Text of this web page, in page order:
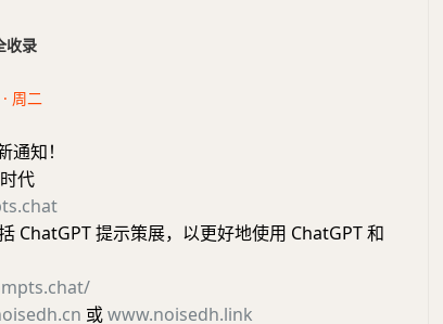
收录
周二
通知！
代
ChatGPT 提示策展，以更好地使用 ChatGPT 和
或www.noisedh.link